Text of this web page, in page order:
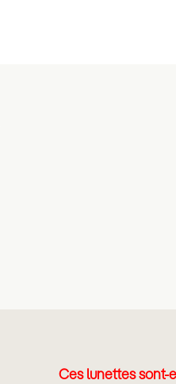
Ces lunettes sont-